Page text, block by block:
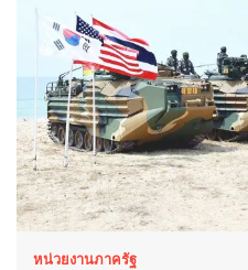
หน่วยงานภาครัฐ